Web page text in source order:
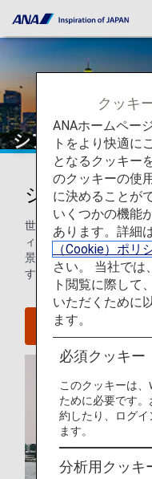
シアトル
シアトルを知
世界屈指のアートギャ
ィーズ音楽シーンがあ
景観を背景に、あらゆる
す。
クッキ
ANAホームペー
トをより快適に
となるクッキー
のクッキーの使
に決めることが
いくつかの機能
あります。詳細は
（Cookie）ポリ
さい。 当社では
ト閲覧に際して
いただくために
ます。
必須クッキー
このクッキーは
ために必要です
約したり、ログ
ます。
分析用クッキ